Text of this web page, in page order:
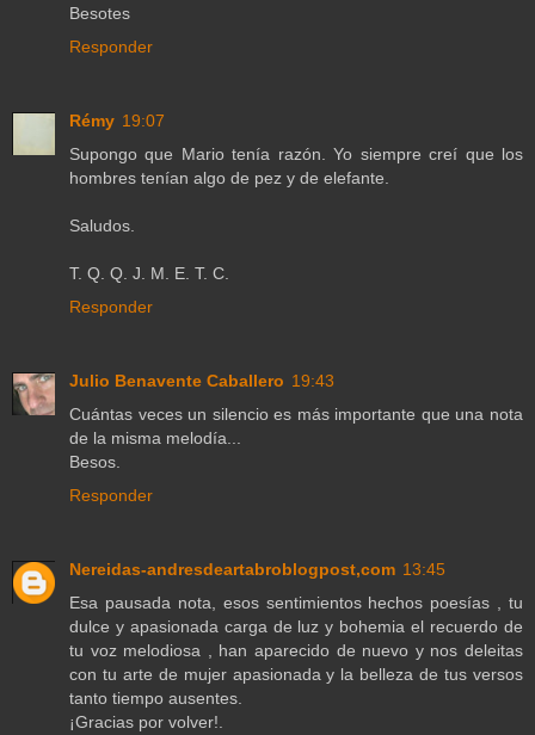
Besotes
Responder
Rémy 19:07
Supongo que Mario tenía razón. Yo siempre creí que los
hombres tenían algo de pez y de elefante.
Saludos.
T. Q. Q. J. M. E. T. C.
Responder
Julio Benavente Caballero 19:43
Cuántas veces un silencio es más importante que una nota
de la misma melodía...
Besos.
Responder
Nereidas-andresdeartabroblogpost,com 13:45
Esa pausada nota, esos sentimientos hechos poesías , tu
dulce y apasionada carga de luz y bohemia el recuerdo de
tu voz melodiosa , han aparecido de nuevo y nos deleitas
con tu arte de mujer apasionada y la belleza de tus versos
tanto tiempo ausentes.
¡Gracias por volver!.